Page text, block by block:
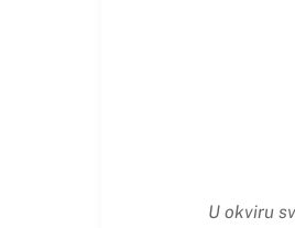
U okviru